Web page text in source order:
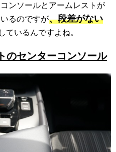
ンソールとアームレストが
るのですが、段差がない
しているんですよね。
のセンターコンソール